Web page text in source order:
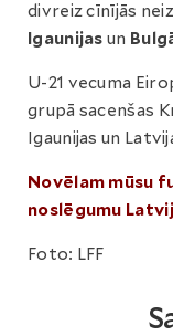
divreiz cīnījās
Igaunijas un
U-21 vecuma
grupā sacenšas
Igaunijas un
Novēlam mūsu
noslēgumu
Foto: LFF